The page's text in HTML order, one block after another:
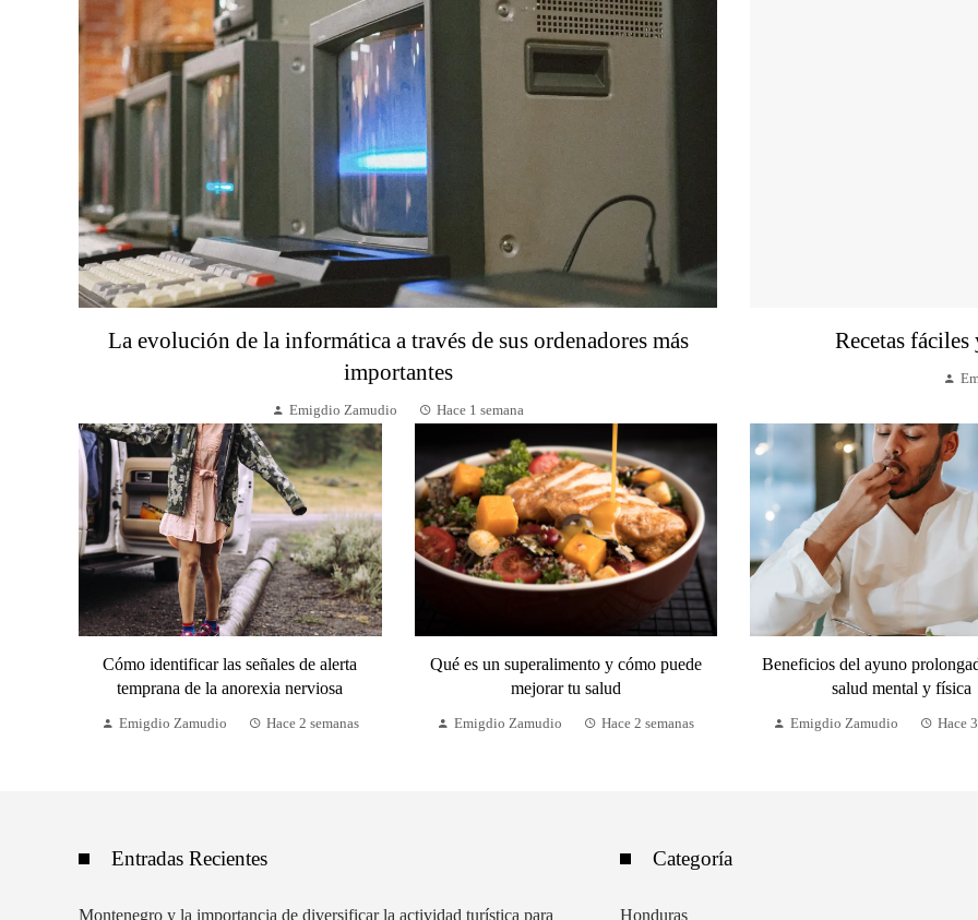
La evolución de la informática a través de sus ordenadores más
importantes
Emigdio Zamudio Hace 1 semana
Recetas
Cómo identificar las señales de alerta
temprana de la anorexia nerviosa
Emigdio Zamudio Hace 2 semanas
Qué es un superalimento y cómo puede
mejorar tu salud
Emigdio Zamudio Hace 2 semanas
Beneficios del ayuno
salud mental y física
Emigdio Zamudio Hace
Entradas Recientes
Montenegro y la importancia de diversificar la actividad turística para
Categoría
Honduras